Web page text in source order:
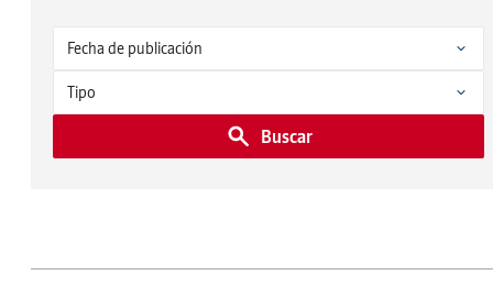
Buscar